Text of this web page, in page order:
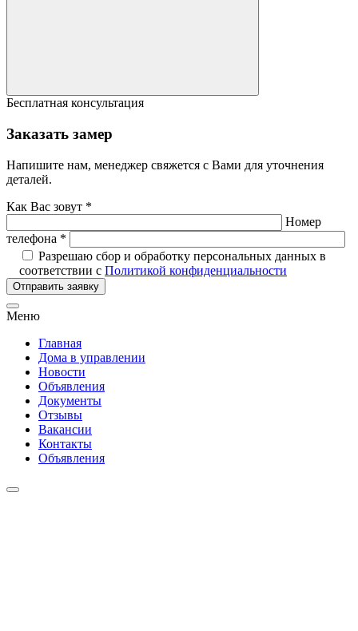
Бесплатная консультация
Заказать замер
Напишите нам, менеджер свяжется с Вами для уточнения
деталей.
Как Вас зовут *
Номер
телефона *
Разрешаю сбор и обработку персональных данных в
соответствии с Политикой конфиденциальности
Отправить заявку
Меню
Главная
Дома в управлении
Новости
Объявления
Документы
Отзывы
Вакансии
Контакты
Объявления